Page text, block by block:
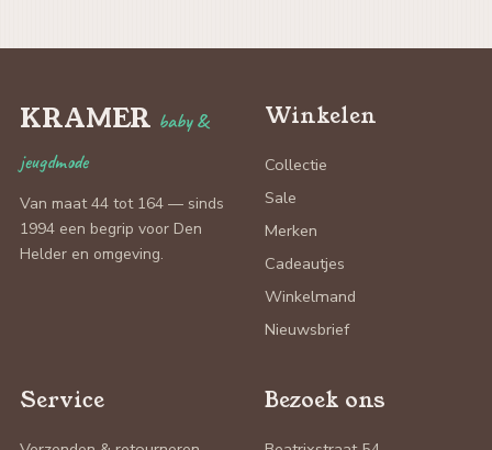
KRAMER baby &
jeugdmode
Van maat 44 tot 164 — sinds
1994 een begrip voor Den
Helder en omgeving.
Winkelen
Collectie
Sale
Merken
Cadeautjes
Winkelmand
Nieuwsbrief
Service Bezoek ons